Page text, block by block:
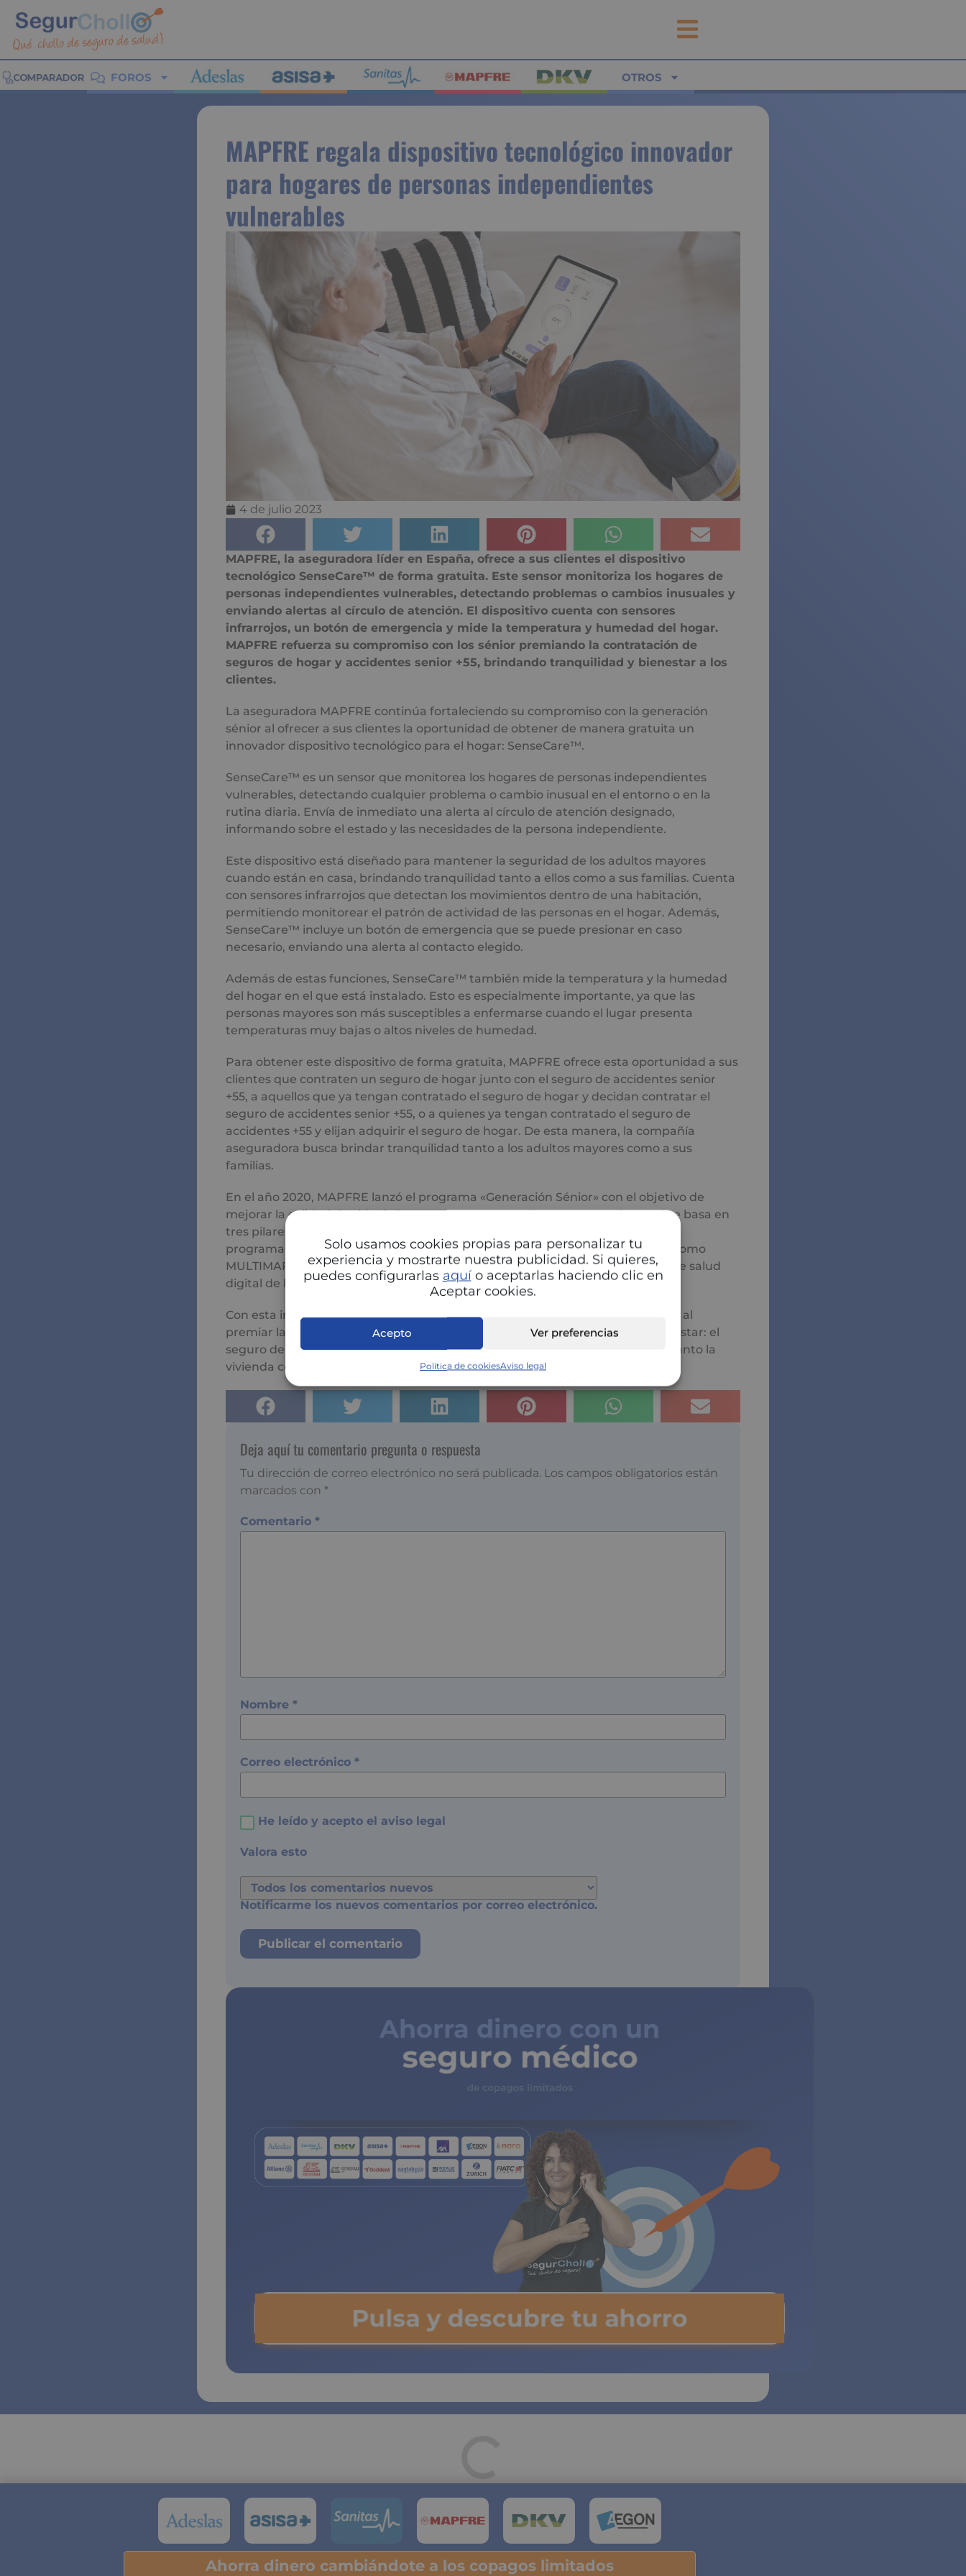
Solo usamos cookies propias para personalizar tu
experiencia y mostrarte nuestra publicidad. Si quieres,
puedes configurarlas aquío aceptarlas haciendo clic en
Aceptar cookies.
Acepto Ver preferencias
Política de cookiesAviso legal
FOROS OTROS
MAPFRE regala dispositivo tecnológico innovador
para hogares de personas independientes
vulnerables
4 de julio 2023
MAPFRE, la aseguradora líder en España, ofrece a sus clientes el dispositivo
tecnológico SenseCare™ de forma gratuita. Este sensor monitoriza los hogares de
personas independientes vulnerables, detectando problemas o cambios inusuales y
enviando alertas al círculo de atención. El dispositivo cuenta con sensores
infrarrojos, un botón de emergencia y mide la temperatura y humedad del hogar.
MAPFRE refuerza su compromiso con los sénior premiando la contratación de
seguros de hogar y accidentes senior +55, brindando tranquilidad y bienestar a los
clientes.
La aseguradora MAPFRE continúa fortaleciendo su compromiso con la generación
sénior al ofrecer a sus clientes la oportunidad de obtener de manera gratuita un
innovador dispositivo tecnológico para el hogar: SenseCare™.
SenseCare™ es un sensor que monitorea los hogares de personas independientes
vulnerables, detectando cualquier problema o cambio inusual en el entorno o en la
rutina diaria. Envía de inmediato una alerta al círculo de atención designado,
informando sobre el estado y las necesidades de la persona independiente.
Este dispositivo está diseñado para mantener la seguridad de los adultos mayores
cuando están en casa, brindando tranquilidad tanto a ellos como a sus familias. Cuenta
con sensores infrarrojos que detectan los movimientos dentro de una habitación,
permitiendo monitorear el patrón de actividad de las personas en el hogar. Además,
SenseCare™ incluye un botón de emergencia que se puede presionar en caso
necesario, enviando una alerta al contacto elegido.
Además de estas funciones, SenseCare™ también mide la temperatura y la humedad
del hogar en el que está instalado. Esto es especialmente importante, ya que las
personas mayores son más susceptibles a enfermarse cuando el lugar presenta
temperaturas muy bajas o altos niveles de humedad.
Para obtener este dispositivo de forma gratuita, MAPFRE ofrece esta oportunidad a sus
clientes que contraten un seguro de hogar junto con el seguro de accidentes senior
+55, a aquellos que ya tengan contratado el seguro de hogar y decidan contratar el
seguro de accidentes senior +55, o a quienes ya tengan contratado el seguro de
accidentes +55 y elijan adquirir el seguro de hogar. De esta manera, la compañía
aseguradora busca brindar tranquilidad tanto a los adultos mayores como a sus
familias.
En el año 2020, MAPFRE lanzó el programa «Generación Sénior» con el objetivo de
mejorar la calidad de vida de las personas mayores. Este programa integral se basa en
tres pilares fundamentales: productos aseguradores, servicios y beneficios del
programa de Fidelización Club MAPFRE, y soluciones de apoyo de empresas como
MULTIMAP, especializada en reparaciones y reformas, y Savia, la plataforma de salud
digital de la compañía.
Con esta iniciativa, MAPFRE refuerza su compromiso con la generación sénior al
premiar la contratación de dos productos que garantizan tranquilidad y bienestar: el
seguro de hogar, que ofrece una amplia gama de coberturas para proteger tanto la
vivienda como al asegurado, y el seguro de accidentes senior +55.
Deja aquí tu comentario pregunta o respuesta
Tu dirección de correo electrónico no será publicada. Los campos obligatorios están
marcados con *
Comentario *
Nombre *
Correo electrónico *
He leído y acepto el aviso legal
Valora esto
Notificarme los nuevos comentarios por correo electrónico.
Ahorra dinero con un
seguro médico
Pulsa y descubre tu ahorro
Ahorra dinero cambiándote a los copagos limitados
Pulsa y descubre tu ahorro